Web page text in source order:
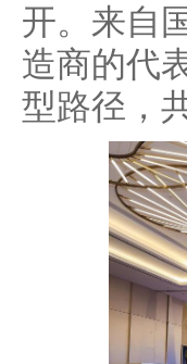
开。来自
造商的代
型路径，